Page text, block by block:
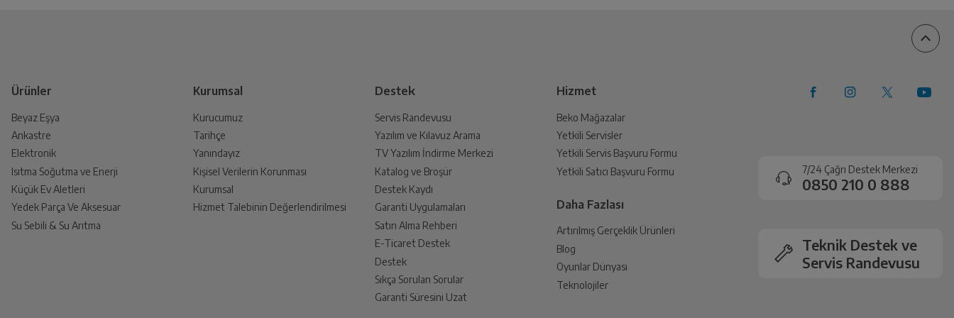
6.7 in
Ekran Çözünürlüğü 2640X1080
Ekran Tipi Dynamic AMOLED 2X
Ürünü Yetkili Servise Teslim Edin
Ürünü eksiksiz ve hasarsız olarak faturası ile birlikte yetkili servise teslim edin.
Yetkili servis gerekli kontrolleri sağladıktan sonra İade süreciniz tamamlanacaktır.
Ürünler
Beyaz Eşya
Ankastre
Elektronik
Isıtma Soğutma ve Enerji
Küçük Ev Aletleri
Yedek Parça Ve Aksesuar
Su Sebili & Su Arıtma
Kurumsal
Kurucumuz
Tarihçe
Yanındayız
Kişisel Verilerin Korunması
Kurumsal
Hizmet Talebinin Değerlendirilmesi
Destek
Servis Randevusu
Yazılım ve Kılavuz Arama
TV Yazılım İndirme Merkezi
Katalog ve Broşür
Destek Kaydı
Garanti Uygulamaları
Satın Alma Rehberi
E-Ticaret Destek
Destek
Sıkça Sorulan Sorular
Garanti Süresini Uzat
Hizmet
Beko Mağazalar
Yetkili Servisler
Yetkili Servis Başvuru Formu
Yetkili Satıcı Başvuru Formu
Daha Fazlası
Artırılmış Gerçeklik Ürünleri
Blog
Oyunlar Dünyası
Teknolojiler
7/24 Çağrı Destek Merkezi
0850 210 0 888
Teknik Destek ve
Servis Randevusu